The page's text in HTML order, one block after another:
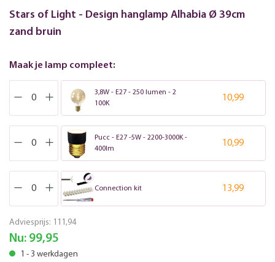
Stars of Light - Design hanglamp Alhabia Ø 39cm
zand bruin
Maak je lamp compleet:
3,8W - E27 - 250 lumen - 2
100K
10,99
Pucc - E27 -5W - 2200-3000K -
400lm
10,99
Connection kit 13,99
Adviesprijs: 111,94
Nu: 99,95
1 - 3 werkdagen